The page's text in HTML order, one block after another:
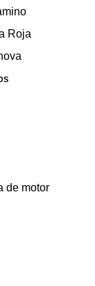
Roja
de motor